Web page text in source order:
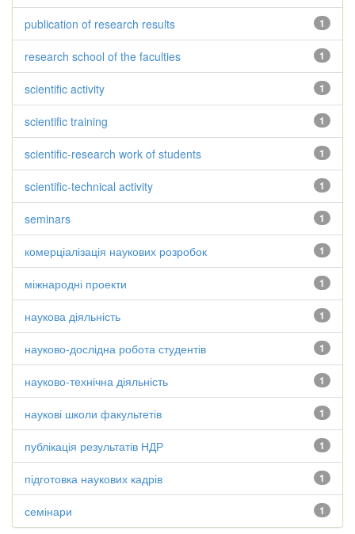
1
publication of research results
1
research school of the faculties
1
scientific activity
1
scientific training
1
scientific-research work of students
1
scientific-technical activity
1
seminars
1
комерціалізація наукових розробок
1
міжнародні проекти
1
наукова діяльність
1
науково-дослідна робота студентів
1
науково-технічна діяльність
1
наукові школи факультетів
1
публікація результатів НДР
1
підготовка наукових кадрів
1
семінари